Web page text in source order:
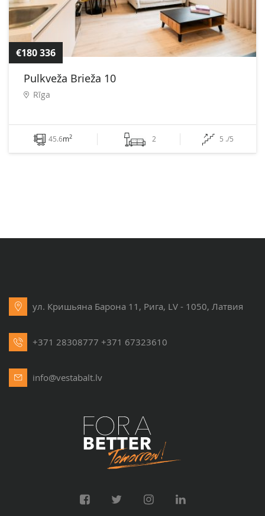
€180 336
Pulkveža Brieža 10
Rīga
45.6m2 2 5 ./5
ул. Кришьяна Барона 11, Рига, LV - 1050, Латвия
+371 28308777 +371 67323610
info@vestabalt.lv